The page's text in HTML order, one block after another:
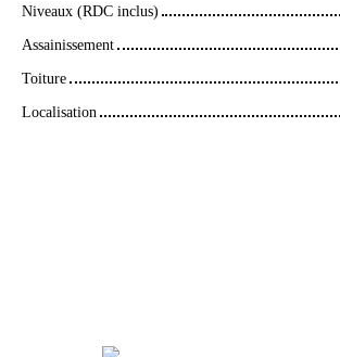
Niveaux (RDC inclus)
Assainissement
Toiture
Localisation